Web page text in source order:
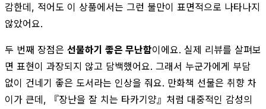
감한데, 적어도 이 상품에서는 그런 불만이 표면적으로 나타나지
않았어요.
두 번째 장점은 선물하기 좋은 무난함이에요. 실제 리뷰를 살펴보
면 표현이 과장되지 않고 담백했어요. 그래서 누군가에게 부담
없이 건네기 좋은 도서라는 인상을 줘요. 만화책 선물은 취향 차
이가 큰데, 『장난을 잘 치는 타카기양』처럼 대중적인 감성의